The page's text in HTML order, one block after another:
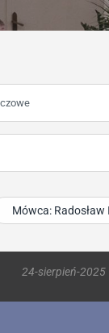
Mówca: Radosław
24-sierpień-2025